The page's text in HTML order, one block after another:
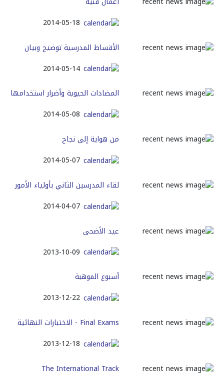
2014-05-18
الأقساط المدرسية توضيح وبيان
2014-05-14
المضادات الحيوية وأضرار استخدامها
2014-05-08
من هواية إلى نجاح
2014-05-07
لقاء المدرسين الثاني بأولياء الأمور
2014-04-07
عيد الأضحى
2013-10-09
أسبوع الموهبة
2013-12-22
Final Exams - الاختبارات النهائية
2013-12-18
The International Track